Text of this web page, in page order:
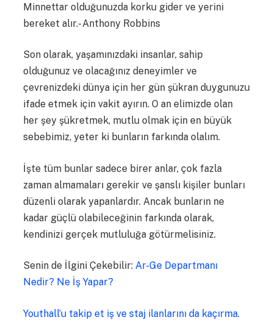
Minnettar olduğunuzda korku gider ve yerini
bereket alır.- Anthony Robbins
Son olarak, yaşamınızdaki insanlar, sahip
olduğunuz ve olacağınız deneyimler ve
çevrenizdeki dünya için her gün şükran duygunuzu
ifade etmek için vakit ayırın. O an elimizde olan
her şey şükretmek, mutlu olmak için en büyük
sebebimiz, yeter ki bunların farkında olalım.
İşte tüm bunlar sadece birer anlar, çok fazla
zaman almamaları gerekir ve şanslı kişiler bunları
düzenli olarak yapanlardır. Ancak bunların ne
kadar güçlü olabileceğinin farkında olarak,
kendinizi gerçek mutluluğa götürmelisiniz.
Senin de İlgini Çekebilir: Ar-Ge Departmanı
Nedir? Ne İş Yapar?
Youthall’u takip et iş ve staj ilanlarını da kaçırma.